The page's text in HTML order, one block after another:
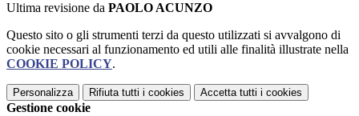
Ultima revisione da PAOLO ACUNZO
Questo sito o gli strumenti terzi da questo utilizzati si avvalgono di
cookie necessari al funzionamento ed utili alle finalità illustrate nella
COOKIE POLICY.
Personalizza Rifiuta tutti i cookies Accetta tutti i cookies
Gestione cookie